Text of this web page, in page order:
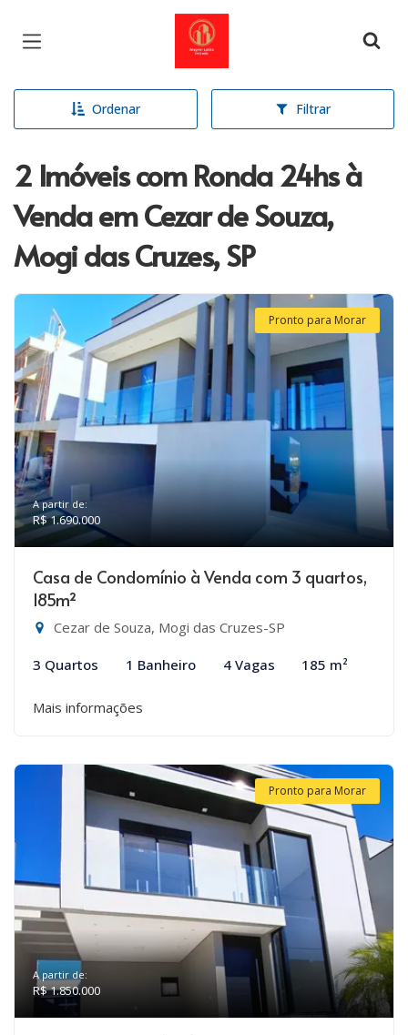
Página inicial
Ordenar Filtrar
2 Imóveis com Ronda 24hs à
Venda em Cezar de Souza,
Mogi das Cruzes, SP
Pronto para Morar
A partir de:
R$ 1.690.000
Casa de Condomínio à Venda com 3 quartos,
185m²
Cezar de Souza, Mogi das Cruzes-SP
3 Quartos 1 Banheiro 4 Vagas 185 m²
Mais informações
Pronto para Morar
A partir de:
R$ 1.850.000